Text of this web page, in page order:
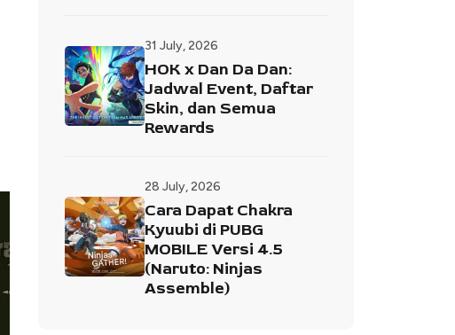
31 July, 2026
HOK x Dan Da Dan:
Jadwal Event, Daftar
Skin, dan Semua
Rewards
28 July, 2026
Cara Dapat Chakra
Kyuubi di PUBG
MOBILE Versi 4.5
(Naruto: Ninjas
Assemble)